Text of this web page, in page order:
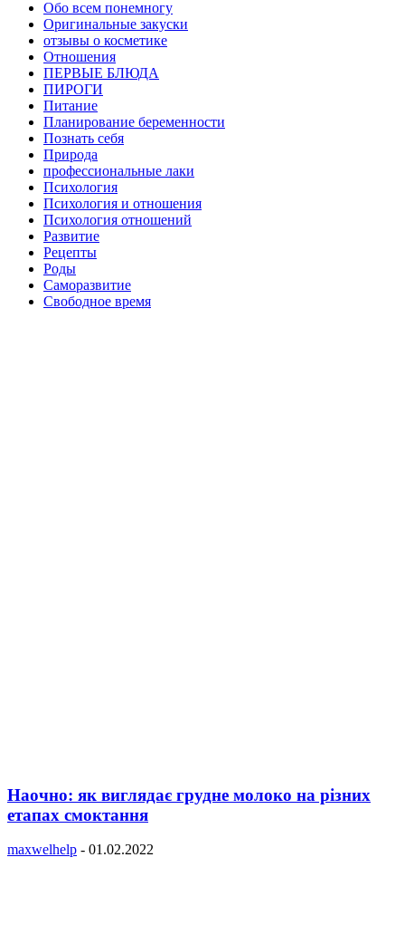
Обо всем понемногу
Оригинальные закуски
отзывы о косметике
Отношения
ПЕРВЫЕ БЛЮДА
ПИРОГИ
Питание
Планирование беременности
Познать себя
Природа
профессиональные лаки
Психология
Психология и отношения
Психология отношений
Развитие
Рецепты
Роды
Саморазвитие
Свободное время
Наочно: як виглядає грудне молоко на різних
етапах смоктання
maxwelhelp - 01.02.2022